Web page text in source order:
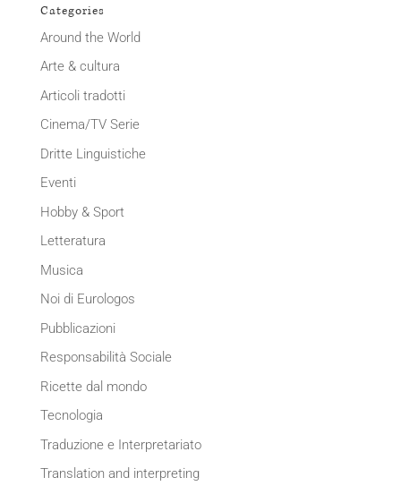
Categories
Around the World
Arte & cultura
Articoli tradotti
Cinema/TV Serie
Dritte Linguistiche
Eventi
Hobby & Sport
Letteratura
Musica
Noi di Eurologos
Pubblicazioni
Responsabilità Sociale
Ricette dal mondo
Tecnologia
Traduzione e Interpretariato
Translation and interpreting